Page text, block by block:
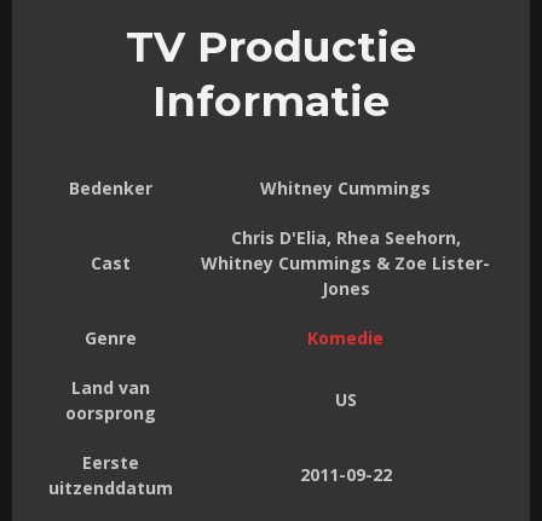
TV Productie
Informatie
Bedenker Whitney Cummings
Cast
Chris D'Elia, Rhea Seehorn,
Whitney Cummings & Zoe Lister-
Jones
Genre Komedie
Land van
oorsprong
US
Eerste
uitzenddatum
2011-09-22